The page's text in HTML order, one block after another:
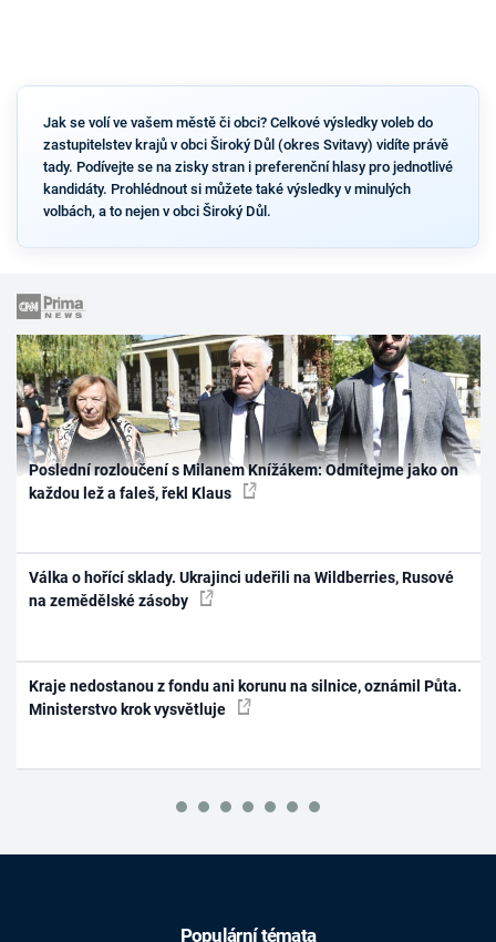
Jak se volí ve vašem městě či obci? Celkové výsledky voleb do
zastupitelstev krajů v obci Široký Důl (okres Svitavy) vidíte právě
tady. Podívejte se na zisky stran i preferenční hlasy pro jednotlivé
kandidáty. Prohlédnout si můžete také výsledky v minulých
volbách, a to nejen v obci Široký Důl.
Poslední rozloučení s Milanem Knížákem: Odmítejme jako on
každou lež a faleš, řekl Klaus
Válka o hořící sklady. Ukrajinci udeřili na Wildberries, Rusové
na zemědělské zásoby
Kraje nedostanou z fondu ani korunu na silnice, oznámil Půta.
Ministerstvo krok vysvětluje
Populární témata